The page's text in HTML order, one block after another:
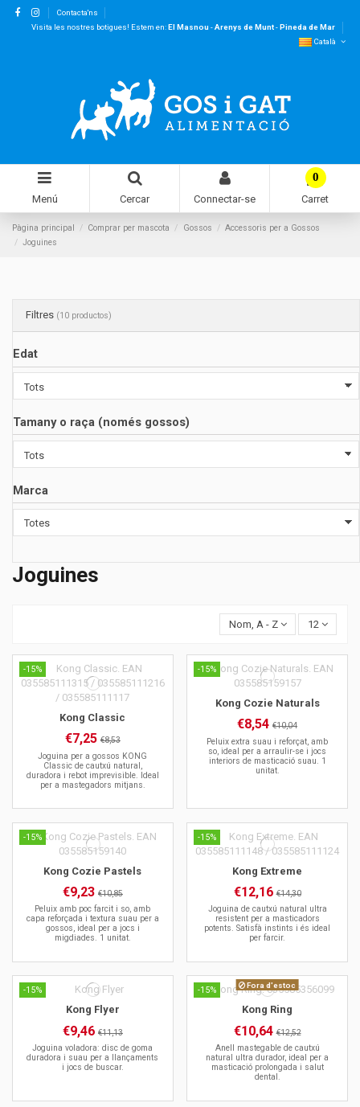
Contacta'ns
Visita les nostres botigues! Estem en:El Masnou-Arenys de Munt-Pineda de Mar
Català
Menú Cercar Connectar-se
0
Carret
Pàgina principal Comprar per mascota Gossos
Accessoris per a Gossos
Joguines
Joguines
Nom, A - Z 12
-15%
Kong Classic
€7,25 €8,53
Joguina per a gossos KONG
Classic de cautxú natural,
duradora i rebot imprevisible. Ideal
per a mastegadors mitjans.
-15%
Kong Cozie Naturals
€8,54€10,04
Peluix extra suau i reforçat, amb
so, ideal per a arraulir-se i jocs
interiors de masticació suau. 1
unitat.
-15%
Kong Cozie Pastels
€9,23 €10,85
Peluix amb poc farcit i so, amb
capa reforçada i textura suau per a
gossos, ideal per a jocs i
migdiades. 1 unitat.
-15%
Kong Extreme
€12,16€14,30
Joguina de cautxú natural ultra
resistent per a masticadors
potents. Satisfà instints i és ideal
per farcir.
-15%
Kong Flyer
€9,46 €11,13
Joguina voladora: disc de goma
duradora i suau per a llançaments
i jocs de buscar.
-15% Fora d'estoc
Kong Ring
€10,64€12,52
Anell mastegable de cautxú
natural ultra durador, ideal per a
masticació prolongada i salut
dental.
Filtres (10 productos)
Edat
Tamany o raça (només gossos)
Marca